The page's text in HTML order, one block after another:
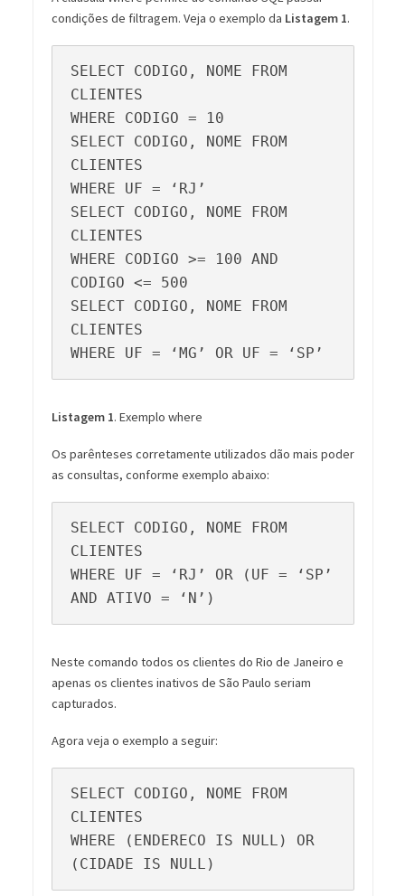
condições de filtragem. Veja o exemplo da Listagem 1.
SELECT CODIGO, NOME FROM
CLIENTES
WHERE CODIGO = 10
SELECT CODIGO, NOME FROM
CLIENTES
WHERE UF = ‘RJ’
SELECT CODIGO, NOME FROM
CLIENTES
WHERE CODIGO >= 100 AND
CODIGO <= 500
SELECT CODIGO, NOME FROM
CLIENTES
WHERE UF = ‘MG’ OR UF = ‘SP’
Listagem 1. Exemplo where
Os parênteses corretamente utilizados dão mais poder
as consultas, conforme exemplo abaixo:
SELECT CODIGO, NOME FROM
CLIENTES
WHERE UF = ‘RJ’ OR (UF = ‘SP’
AND ATIVO = ‘N’)
Neste comando todos os clientes do Rio de Janeiro e
apenas os clientes inativos de São Paulo seriam
capturados.
Agora veja o exemplo a seguir:
SELECT CODIGO, NOME FROM
CLIENTES
WHERE (ENDERECO IS NULL) OR
(CIDADE IS NULL)